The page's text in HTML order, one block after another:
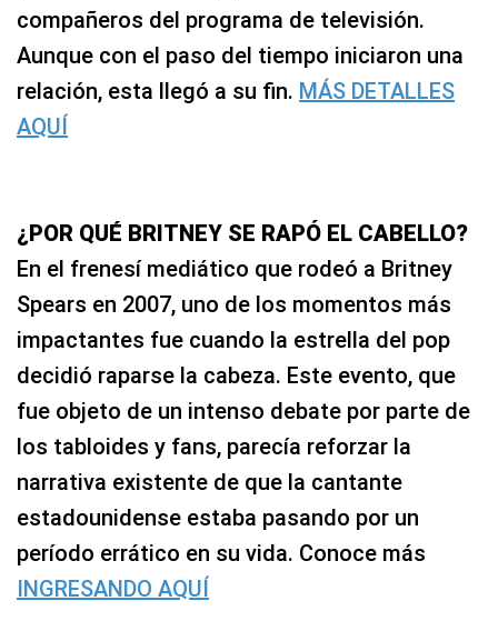
compañeros del programa de televisión.
Aunque con el paso del tiempo iniciaron una
relación, esta llegó a su fin. MÁS DETALLES
AQUÍ
¿POR QUÉ BRITNEY SE RAPÓ EL CABELLO?
En el frenesí mediático que rodeó a Britney
Spears en 2007, uno de los momentos más
impactantes fue cuando la estrella del pop
decidió raparse la cabeza. Este evento, que
fue objeto de un intenso debate por parte de
los tabloides y fans, parecía reforzar la
narrativa existente de que la cantante
estadounidense estaba pasando por un
período errático en su vida. Conoce más
INGRESANDO AQUÍ